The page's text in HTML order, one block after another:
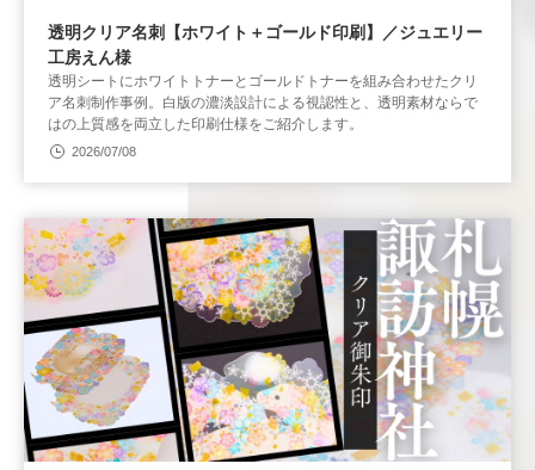
透明クリア名刺【ホワイト＋ゴールド印刷】／ジュエリー
工房えん様
透明シートにホワイトトナーとゴールドトナーを組み合わせたクリ
ア名刺制作事例。白版の濃淡設計による視認性と、透明素材ならで
はの上質感を両立した印刷仕様をご紹介します。
2026/07/08